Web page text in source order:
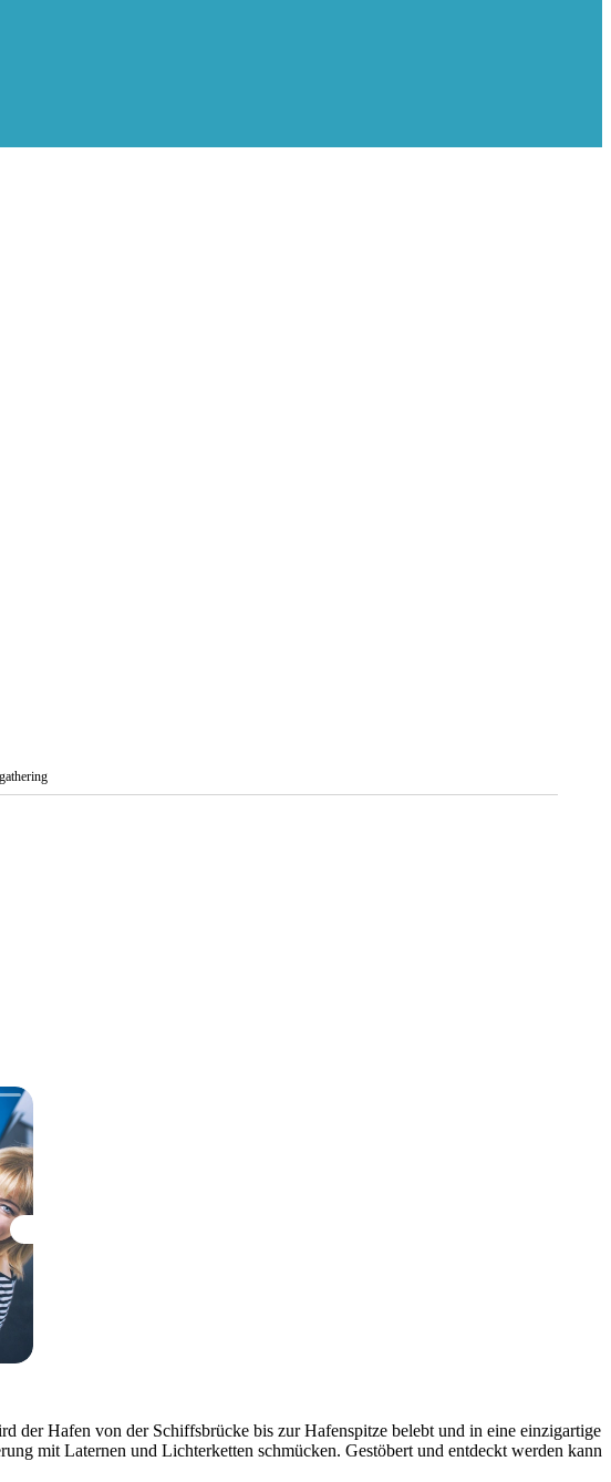
Hafen von der Schiffsbrücke bis zur Hafenspitze belebt und in eine einzigartige
mit Laternen und Lichterketten schmücken. Gestöbert und entdeckt werden kann